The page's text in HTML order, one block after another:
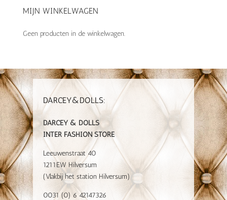
MIJN WINKELWAGEN
Geen producten in de winkelwagen.
DARCEY&DOLLS:
DARCEY & DOLLS
INTER FASHION STORE
Leeuwenstraat 40
1211EW Hilversum
(Vlakbij het station Hilversum)
0031 (0) 6 42147326